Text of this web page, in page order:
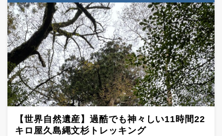
【世界自然遺産】過酷でも神々しい11時間22
キロ屋久島縄文杉トレッキング